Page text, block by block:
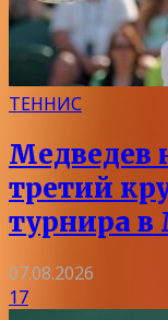
ТЕННИС
Медведев
третий
турнира в
07.08.2026
17